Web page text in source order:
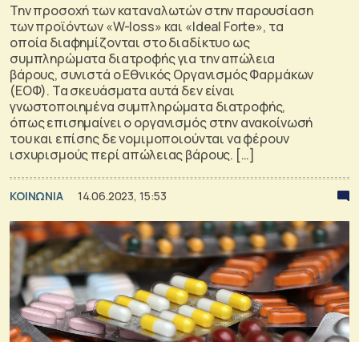
Την προσοχή των καταναλωτών στην παρουσίαση
των προϊόντων «W-loss» και «Ideal Forte», τα
οποία διαφημίζονται στο διαδίκτυο ως
συμπληρώματα διατροφής για την απώλεια
βάρους, συνιστά ο Εθνικός Οργανισμός Φαρμάκων
(ΕΟΦ). Τα σκευάσματα αυτά δεν είναι
γνωστοποιημένα συμπληρώματα διατροφής,
όπως επισημαίνει ο οργανισμός στην ανακοίνωσή
του και επίσης δε νομιμοποιούνται να φέρουν
ισχυρισμούς περί απώλειας βάρους. […]
ΚΟΙΝΩΝΙΑ 14.06.2023, 15:53